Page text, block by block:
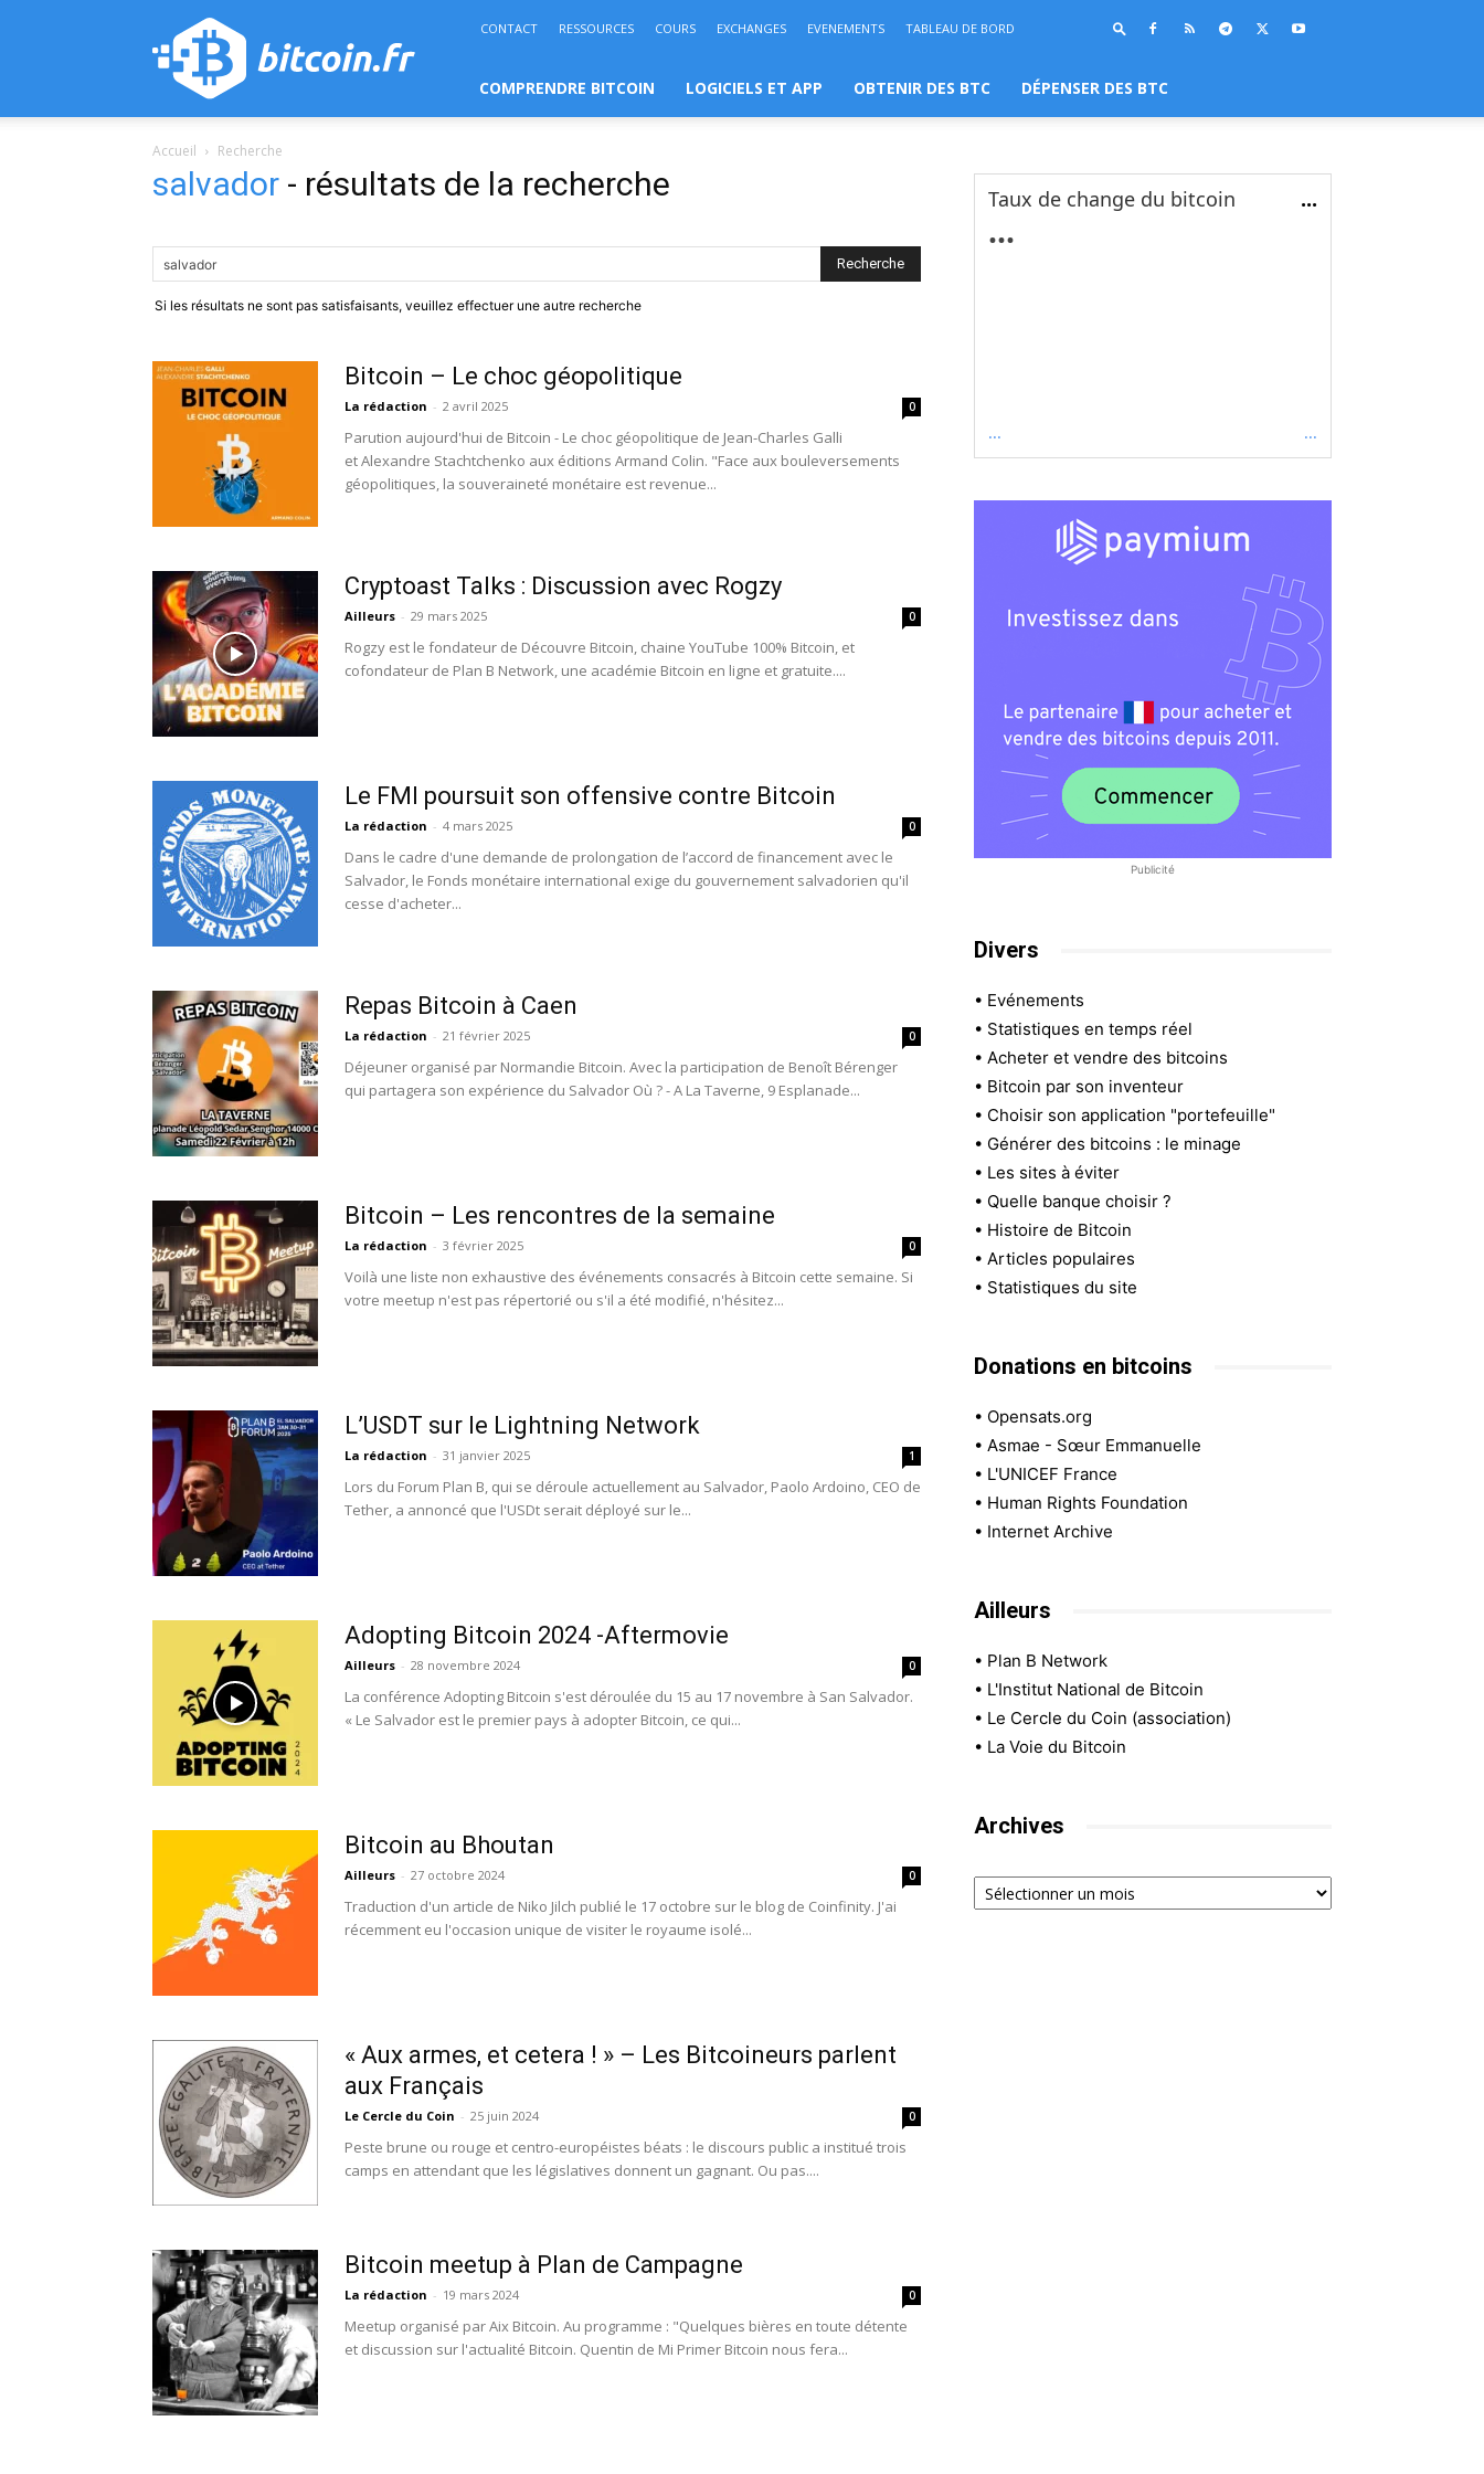
bitcoin.fr
CONTACT RESSOURCES COURS EXCHANGES EVENEMENTS TABLEAU DE BORD
COMPRENDRE BITCOIN LOGICIELS ET APP OBTENIR DES BTC DÉPENSER DES BTC
Accueil Recherche
salvador - résultats de la recherche
Si les résultats ne sont pas satisfaisants, veuillez effectuer une autre recherche
Bitcoin – Le choc géopolitique
La rédaction - 2 avril 2025 0
Parution aujourd'hui de Bitcoin - Le choc géopolitique de Jean-Charles Galli
et Alexandre Stachtchenko aux éditions Armand Colin. "Face aux bouleversements
géopolitiques, la souveraineté monétaire est revenue...
Cryptoast Talks : Discussion avec Rogzy
Ailleurs - 29 mars 2025 0
Rogzy est le fondateur de Découvre Bitcoin, chaine YouTube 100% Bitcoin, et
cofondateur de Plan B Network, une académie Bitcoin en ligne et gratuite....
Le FMI poursuit son offensive contre Bitcoin
La rédaction - 4 mars 2025 0
Dans le cadre d'une demande de prolongation de l’accord de financement avec le
Salvador, le Fonds monétaire international exige du gouvernement salvadorien qu'il
cesse d'acheter...
Repas Bitcoin à Caen
La rédaction - 21 février 2025 0
Déjeuner organisé par Normandie Bitcoin. Avec la participation de Benoît Bérenger
qui partagera son expérience du Salvador Où ? - A La Taverne, 9 Esplanade...
Bitcoin – Les rencontres de la semaine
La rédaction - 3 février 2025 0
Voilà une liste non exhaustive des événements consacrés à Bitcoin cette semaine. Si
votre meetup n'est pas répertorié ou s'il a été modifié, n'hésitez...
L’USDT sur le Lightning Network
La rédaction - 31 janvier 2025 1
Lors du Forum Plan B, qui se déroule actuellement au Salvador, Paolo Ardoino, CEO de
Tether, a annoncé que l'USDt serait déployé sur le...
Adopting Bitcoin 2024 -Aftermovie
Ailleurs - 28 novembre 2024 0
La conférence Adopting Bitcoin s'est déroulée du 15 au 17 novembre à San Salvador.
« Le Salvador est le premier pays à adopter Bitcoin, ce qui...
Bitcoin au Bhoutan
Ailleurs - 27 octobre 2024 0
Traduction d'un article de Niko Jilch publié le 17 octobre sur le blog de Coinfinity. J'ai
récemment eu l'occasion unique de visiter le royaume isolé...
« Aux armes, et cetera ! » – Les Bitcoineurs parlent
aux Français
Le Cercle du Coin - 25 juin 2024 0
Peste brune ou rouge et centro-européistes béats : le discours public a institué trois
camps en attendant que les législatives donnent un gagnant. Ou pas....
Bitcoin meetup à Plan de Campagne
La rédaction - 19 mars 2024 0
Meetup organisé par Aix Bitcoin. Au programme : "Quelques bières en toute détente
et discussion sur l'actualité Bitcoin. Quentin de Mi Primer Bitcoin nous fera...
Taux de change du bitcoin ...
...
... ...
Publicité
Divers
• Evénements
• Statistiques en temps réel
• Acheter et vendre des bitcoins
• Bitcoin par son inventeur
• Choisir son application "portefeuille"
• Générer des bitcoins : le minage
• Les sites à éviter
• Quelle banque choisir ?
• Histoire de Bitcoin
• Articles populaires
• Statistiques du site
Donations en bitcoins
• Opensats.org
• Asmae - Sœur Emmanuelle
• L'UNICEF France
• Human Rights Foundation
• Internet Archive
Ailleurs
• Plan B Network
• L'Institut National de Bitcoin
• Le Cercle du Coin (association)
• La Voie du Bitcoin
Archives
Archives